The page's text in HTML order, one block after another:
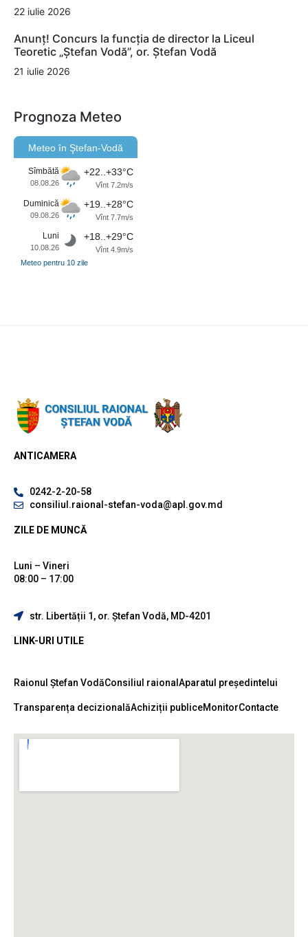
22 iulie 2026
Anunț! Concurs la funcția de director la Liceul
Teoretic „Ștefan Vodă”, or. Ștefan Vodă
21 iulie 2026
Prognoza Meteo
Meteo în Ştefan-Vodă
Sîmbătă
08.08.26
+22..+33°C
Vînt 7.2m/s
Duminică
09.08.26
+19..+28°C
Vînt 7.7m/s
Luni
10.08.26
+18..+29°C
Vînt 4.9m/s
Meteo pentru 10 zile
ANTICAMERA
0242-2-20-58
consiliul.raional-stefan-voda@apl.gov.md
ZILE DE MUNCĂ
Luni – Vineri
08:00 – 17:00
str. Libertății 1, or. Ștefan Vodă, MD-4201
LINK-URI UTILE
Raionul Ștefan VodăConsiliul raional Aparatul președintelui
Transparența decizionalăAchiziții publiceMonitorContacte